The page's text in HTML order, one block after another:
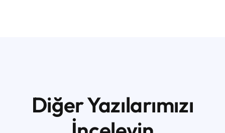
Diğer Yazılarımızı